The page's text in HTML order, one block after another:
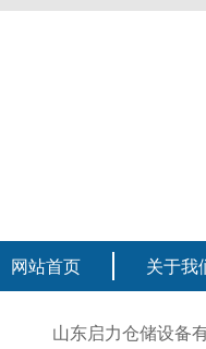
网站首页 关于我
山东启力仓储设备